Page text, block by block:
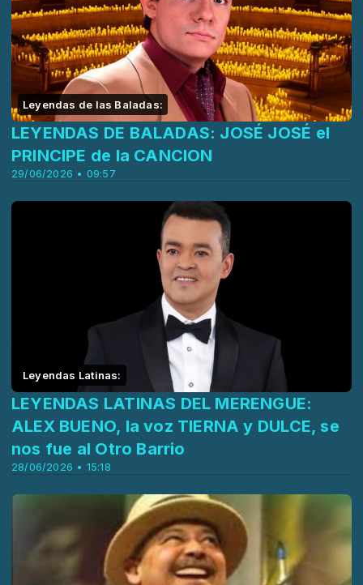
Leyendas de las Baladas:
29/06/2026 • 09:57
LEYENDAS DE BALADAS: JOSÉ JOSÉ el
PRINCIPE de la CANCION
Leyendas Latinas:
28/06/2026 • 15:18
LEYENDAS LATINAS DEL MERENGUE:
ALEX BUENO, la voz TIERNA y DULCE, se
nos fue al Otro Barrio